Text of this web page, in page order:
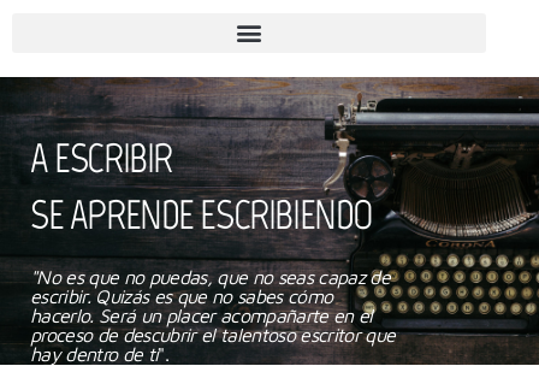
A ESCRIBIR
SE APRENDE ESCRIBIENDO
"No es que no puedas, que no seas capaz de
escribir. Quizás es que no sabes cómo
hacerlo. Será un placer acompañarte en el
proceso de descubrir el talentoso escritor que
hay dentro de ti".